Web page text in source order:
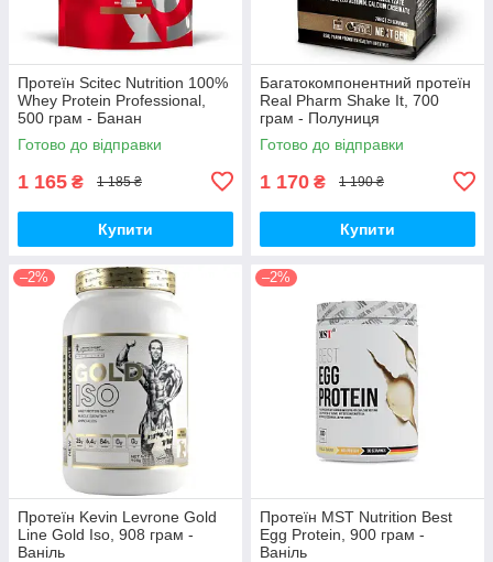
Протеїн Scitec Nutrition 100%
Whey Protein Professional,
500 грам - Банан
Готово до відправки
1 165 ₴ 1 185 ₴
Купити
Багатокомпонентний протеїн
Real Pharm Shake It, 700
грам - Полуниця
Готово до відправки
1 170 ₴ 1 190 ₴
Купити
–2%
Протеїн Kevin Levrone Gold
Line Gold Iso, 908 грам -
Ваніль
–2%
Протеїн MST Nutrition Best
Egg Protein, 900 грам -
Ваніль